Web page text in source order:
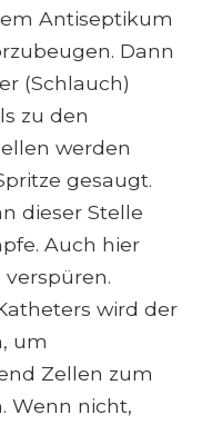
Antiseptikum
Dann
(Schlauch)
zu den
werden
gesaugt.
dieser Stelle
Auch hier
wird der
um
Zellen zum
Wenn nicht,